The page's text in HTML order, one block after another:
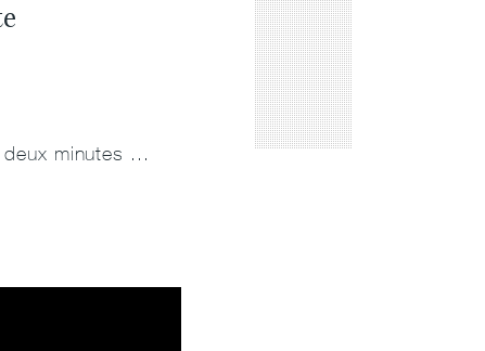
deux minutes ...